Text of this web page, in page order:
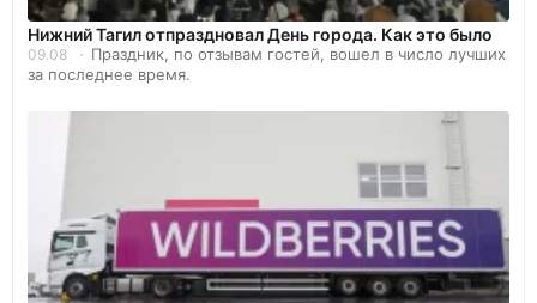
Нижний Тагил отпраздновал День города. Как это было
09.08
Праздник, по отзывам гостей, вошел в число лучших
за последнее время.